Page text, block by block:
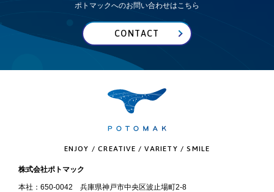
ポトマックへのお問い合わせはこちら
CONTACT
ENJOY / CREATIVE / VARIETY / SMILE
株式会社ポトマック
本社：650-0042 兵庫県神戸市中央区波止場町2-8